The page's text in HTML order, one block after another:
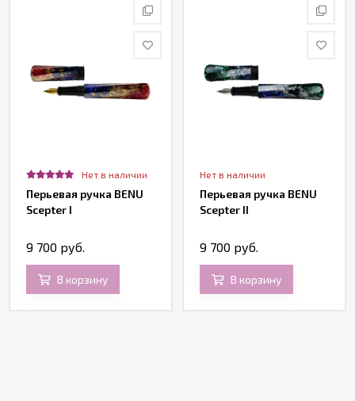
Нет в наличии
Перьевая ручка BENU
Scepter I
9 700 руб.
В корзину
Нет в наличии
Перьевая ручка BENU
Scepter II
9 700 руб.
В корзину